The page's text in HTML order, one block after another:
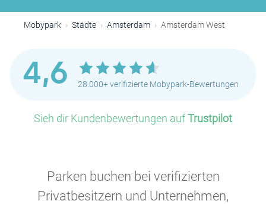
Mobypark Städte Amsterdam Amsterdam West
4,6 28.000+ verifizierte Mobypark-Bewertungen
Sieh dir Kundenbewertungen aufTrustpilot
Parken buchen bei verifizierten
Privatbesitzern und Unternehmen,